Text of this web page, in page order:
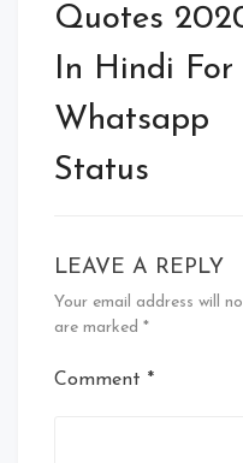
Quotes
In Hindi For
Whatsapp
Status
LEAVE A REPLY
Your email address will
are marked *
Comment *